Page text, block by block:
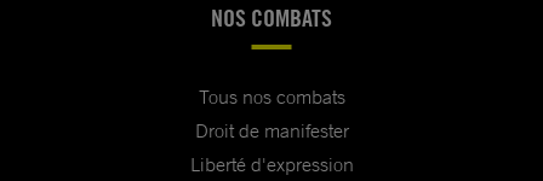
NOS COMBATS
Tous nos combats
Droit de manifester
Liberté d'expression